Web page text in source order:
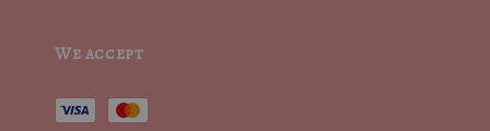
We accept